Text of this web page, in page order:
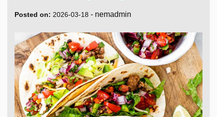
Posted on: 2026-03-18 - nemadmin